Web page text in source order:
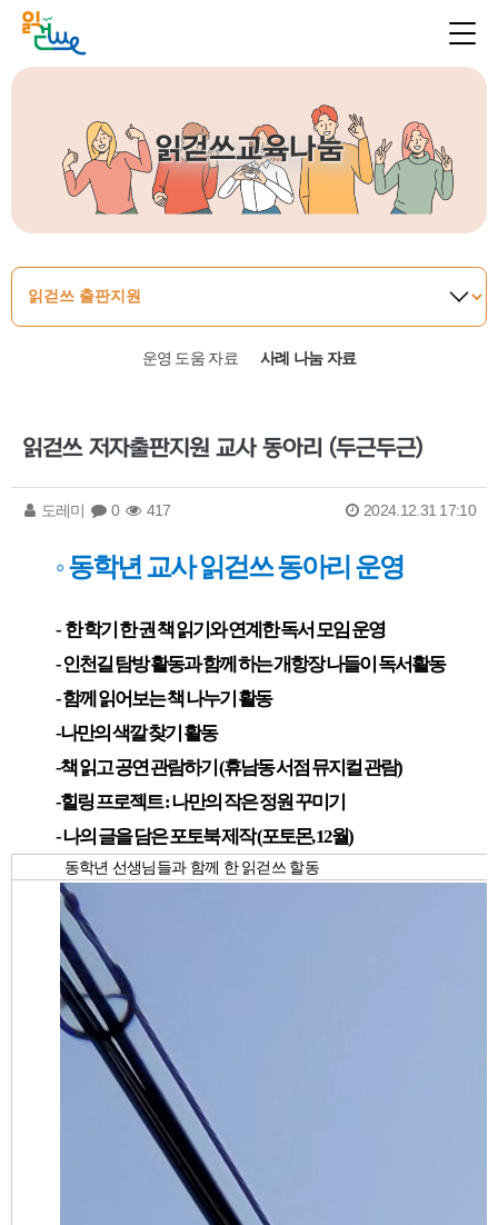
읽걷쓰교육나눔
운영 도움 자료 사례 나눔 자료
읽걷쓰 저자출판지원 교사 동아리 (두근두근)
도레미 0 417 2024.12.31 17:10
◦동학년 교사 읽걷쓰 동아리 운영
- 한 학기 한 권 책 읽기와 연계한 독서 모임 운영
- 인천길 탐방 활동과 함께 하는 개항장 나들이 독서활동
- 함께 읽어보는 책 나누기 활동
-나만의 색깔 찾기 활동
-책 읽고 공연 관람하기 (휴남동 서점 뮤지컬 관람)
-힐링 프로젝트 : 나만의 작은 정원 꾸미기
- 나의 글을 담은 포토북 제작 (포토몬, 12월)
동학년 선생님들과 함께 한 읽걷쓰 할동